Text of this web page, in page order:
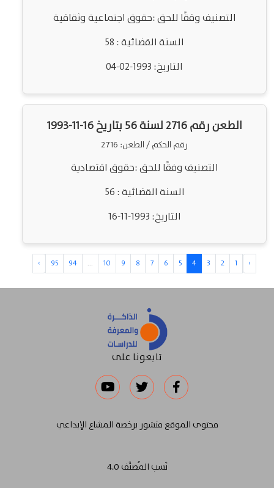
التصنيف وفقًا للحق :حقوق اجتماعية وثقافية
السنة القضائية : 58
التاريخ: 1993-02-04
الطعن رقم 2716 لسنة 56 بتاريخ 16-11-1993
رقم الحكم / الطعن: 2716
التصنيف وفقًا للحق :حقوق اقتصادية
السنة القضائية : 56
التاريخ: 1993-11-16
‹
1
2
3
4
5
6
7
8
9
10
...
94
95
›
تابعونا على
محتوى الموقع منشور برخصة المشاع الإبداعي
نَسب المُصنَّف 4.0